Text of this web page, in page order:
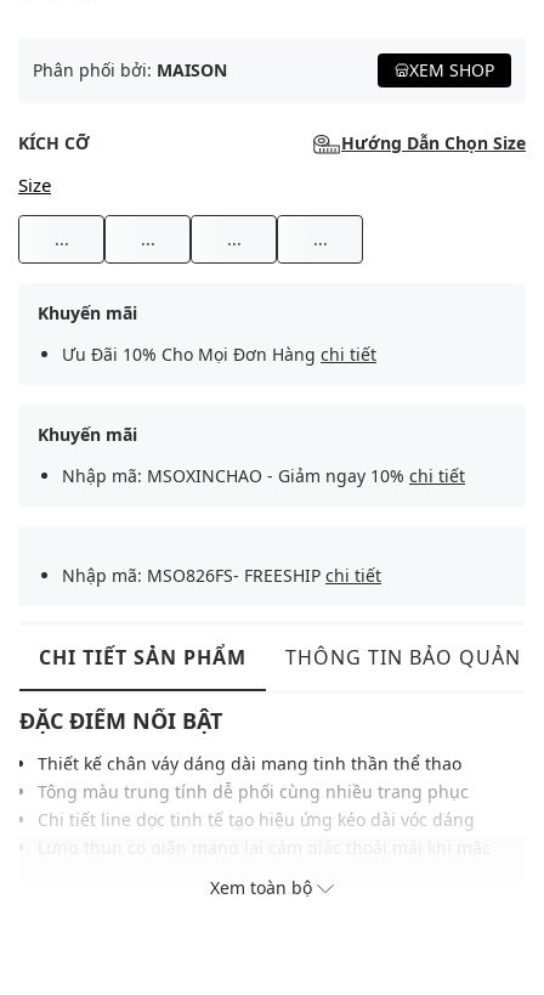
Phân phối bởi: MAISON XEM SHOP
KÍCH CỠ Hướng Dẫn Chọn Size
Size
... ... ... ...
Khuyến mãi
Ưu Đãi 10% Cho Mọi Đơn Hàng chi tiết
Khuyến mãi
Nhập mã: MSOXINCHAO - Giảm ngay 10% chi tiết
Nhập mã: MSO826FS- FREESHIP chi tiết
CHI TIẾT SẢN PHẨM THÔNG TIN BẢO QUẢN
ĐẶC ĐIỂM NỔI BẬT
Thiết kế chân váy dáng dài mang tinh thần thể thao
Tông màu trung tính dễ phối cùng nhiều trang phục
Chi tiết line dọc tinh tế tạo hiệu ứng kéo dài vóc dáng
Chất liệu thoáng phù hợp nhiều hoạt động hàng ngày
Đường may chỉn chu tăng độ bền trong quá trình sử dụng
Xem toàn bộ